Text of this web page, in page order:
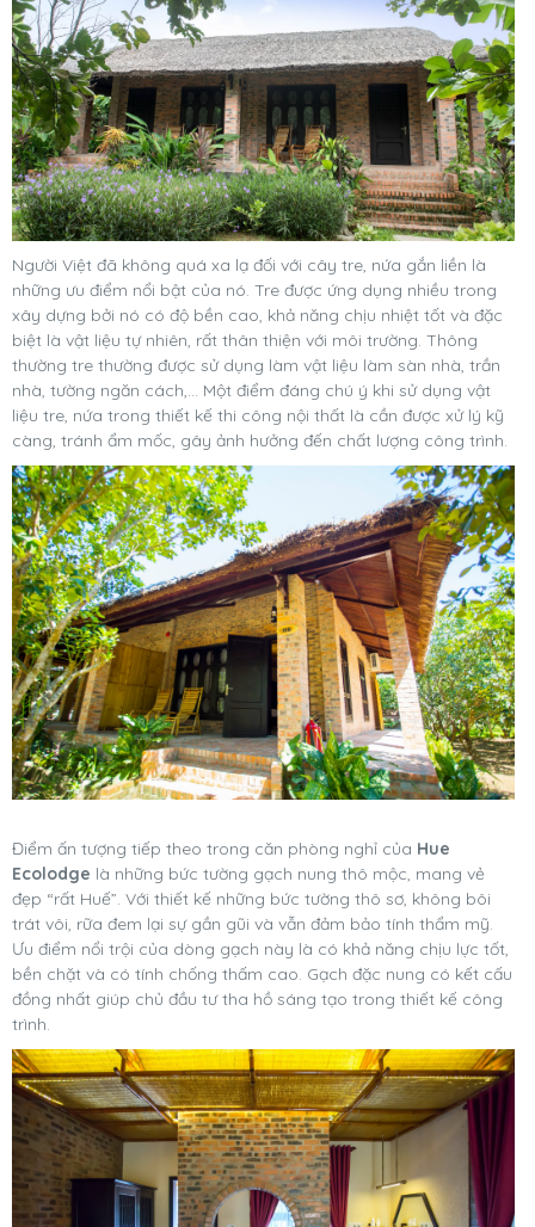
Người Việt đã không quá xa lạ đối với cây tre, nứa gắn liền là
những ưu điểm nổi bật của nó. Tre được ứng dụng nhiều trong
xây dựng bởi nó có độ bền cao, khả năng chịu nhiệt tốt và đặc
biệt là vật liệu tự nhiên, rất thân thiện với môi trường. Thông
thường tre thường được sử dụng làm vật liệu làm sàn nhà, trần
nhà, tường ngăn cách,… Một điểm đáng chú ý khi sử dụng vật
liệu tre, nứa trong thiết kế thi công nội thất là cần được xử lý kỹ
càng, tránh ẩm mốc, gây ảnh hưởng đến chất lượng công trình.
Điểm ấn tượng tiếp theo trong căn phòng nghỉ của Hue
Ecolodge là những bức tường gạch nung thô mộc, mang vẻ
đẹp “rất Huế”. Với thiết kế những bức tường thô sơ, không bôi
trát vôi, rữa đem lại sự gần gũi và vẫn đảm bảo tính thẩm mỹ.
Ưu điểm nổi trội của dòng gạch này là có khả năng chịu lực tốt,
bền chặt và có tính chống thấm cao. Gạch đặc nung có kết cấu
đồng nhất giúp chủ đầu tư tha hồ sáng tạo trong thiết kế công
trình.